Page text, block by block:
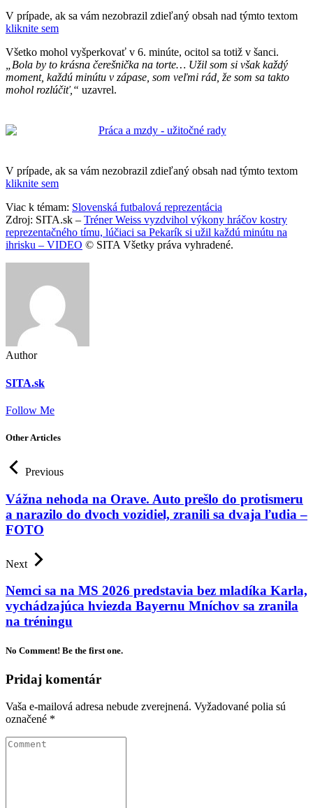
V prípade, ak sa vám nezobrazil zdieľaný obsah nad týmto textom
kliknite sem
Všetko mohol vyšperkovať v 6. minúte, ocitol sa totiž v šanci.
„Bola by to krásna čerešnička na torte… Užil som si však každý
moment, každú minútu v zápase, som veľmi rád, že som sa takto
mohol rozlúčiť,“ uzavrel.
V prípade, ak sa vám nezobrazil zdieľaný obsah nad týmto textom
kliknite sem
Viac k témam: Slovenská futbalová reprezentácia
Zdroj: SITA.sk – Tréner Weiss vyzdvihol výkony hráčov kostry
reprezentačného tímu, lúčiaci sa Pekarík si užil každú minútu na
ihrisku – VIDEO © SITA Všetky práva vyhradené.
Author
SITA.sk
Follow Me
Other Articles
Previous
Vážna nehoda na Orave. Auto prešlo do protismeru
a narazilo do dvoch vozidiel, zranili sa dvaja ľudia –
FOTO
Next
Nemci sa na MS 2026 predstavia bez mladíka Karla,
vychádzajúca hviezda Bayernu Mníchov sa zranila
na tréningu
No Comment! Be the first one.
Pridaj komentár
Vaša e-mailová adresa nebude zverejnená. Vyžadované polia sú
označené *